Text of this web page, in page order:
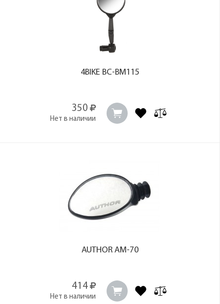
4BIKE BC-BM115
350
Нет в наличии
AUTHOR AM-70
414
Нет в наличии